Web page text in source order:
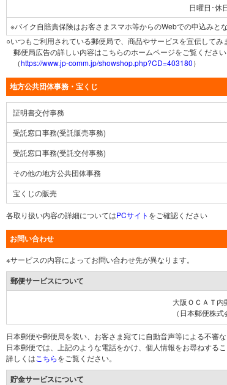
日曜日･休
※バイク自賠責保険はお客さまスマホ等からのWebでの申込みとな
○いつもご利用されている郵便局で、商品やサービスを宣伝してみ
郵便局広告の詳しい内容はこちらのホームページをご覧ください
（https://www.jp-comm.jp/showshop.php?CD=403180）
地方公共団体事務・宝くじ
証明書交付事務
受託窓口事務(受託販売事務)
受託窓口事務(受託交付事務)
その他の地方公共団体事務
宝くじの販売
各取り扱い内容の詳細についてはPCサイト をご確認ください
お問い合わせ
※サービスの内容によってお問い合わせ先が異なります。
郵便サービスについて
大阪ＯＣＡＴ内
（日本郵便株式
日本郵便や郵便局を装い、お客さま宛てに自動音声等による不審
日本郵便では、上記のような電話をかけ、個人情報をお尋ねするこ
詳しくは こちらをご覧ください。
貯金サービスについて